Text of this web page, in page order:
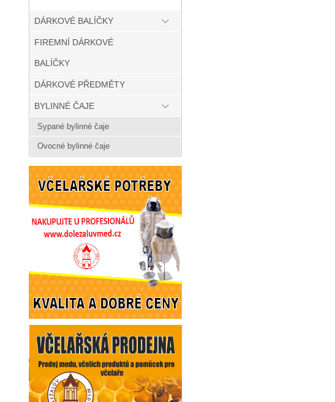
DÁRKOVÉ BALÍČKY
FIREMNÍ DÁRKOVÉ
BALÍČKY
DÁRKOVÉ PŘEDMĚTY
BYLINNÉ ČAJE
Sypané bylinné čaje
Ovocné bylinné čaje